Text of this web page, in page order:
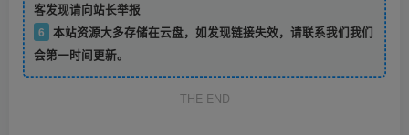
客发现请向站长举报
6 本站资源大多存储在云盘，如发现链接失效，请联系我们我们
会第一时间更新。
THE END